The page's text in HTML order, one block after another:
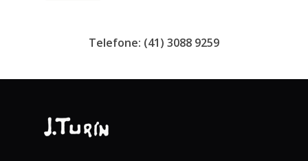
Telefone: (41) 3088 9259